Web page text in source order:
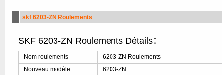
skf 6203-ZN Roulements
SKF 6203-ZN Roulements Détails：
Nom roulements
6203-ZN Roulements
Nouveau modèle
6203-ZN